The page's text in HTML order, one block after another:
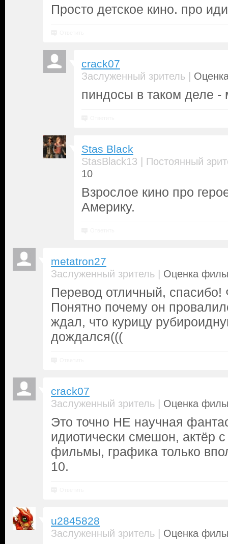
Просто детское кино. про
crack07
Заслуженный зритель |
пиндосы в таком деле -
Stas Black
StasBlack13 | Постоянный
10
Взрослое кино про
Америку.
metatron27
Заслуженный зритель | Оценка
Перевод отличный,
Понятно почему он
ждал, что курицу
дождался(((
crack07
Заслуженный зритель | Оценка
Это точно НЕ научная
идиотически смешон, актёр
фильмы, графика только
10.
u2845828
Заслуженный зритель | Оценка